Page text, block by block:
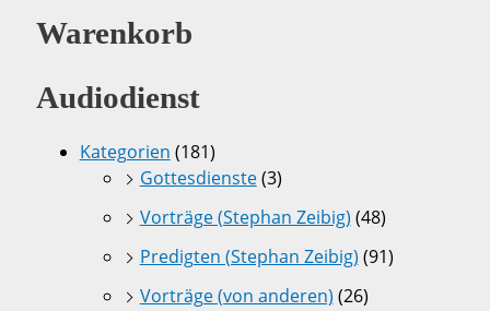
Warenkorb
Audiodienst
Kategorien (181)
Gottesdienste(3)
Vorträge (Stephan Zeibig) (48)
Predigten (Stephan Zeibig) (91)
Vorträge (von anderen) (26)